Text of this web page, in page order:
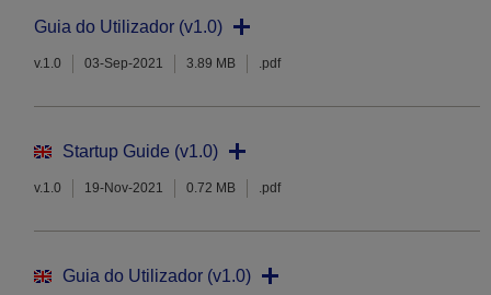
Guia do Utilizador (v1.0)
v.1.0 03-Sep-2021 3.89 MB .pdf
Startup Guide (v1.0)
v.1.0 19-Nov-2021 0.72 MB .pdf
Guia do Utilizador (v1.0)